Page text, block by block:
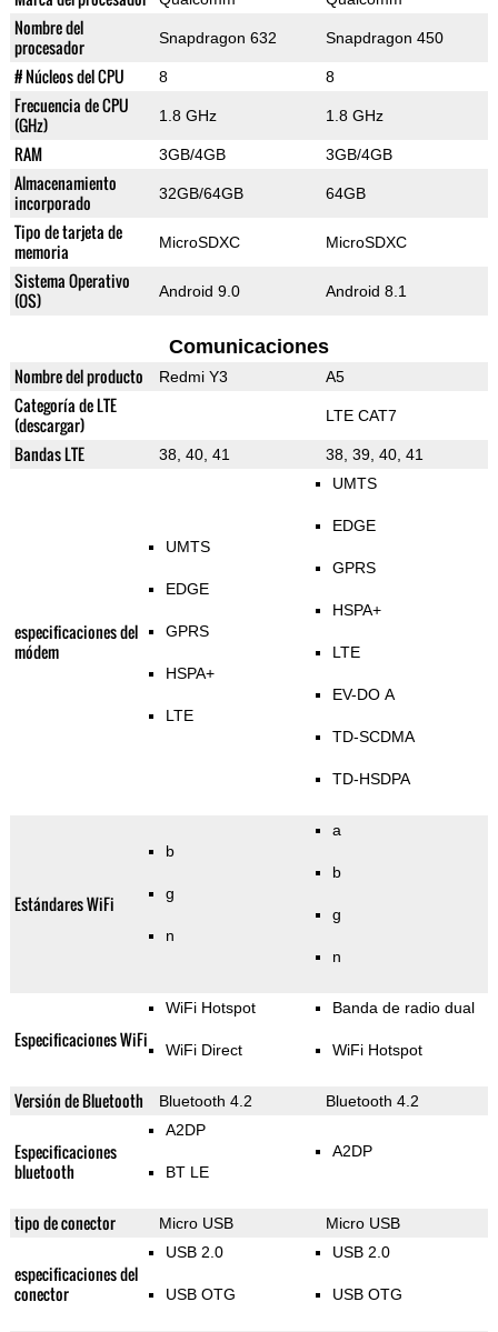
Nombre del
procesador
Snapdragon 632 Snapdragon 450
# Núcleos del CPU 8 8
Frecuencia de CPU
(GHz)
1.8 GHz 1.8 GHz
RAM 3GB/4GB 3GB/4GB
Almacenamiento
incorporado
32GB/64GB 64GB
Tipo de tarjeta de
memoria
MicroSDXC MicroSDXC
Sistema Operativo
(OS)
Android 9.0 Android 8.1
Comunicaciones
Nombre del producto Redmi Y3 A5
Categoría de LTE
(descargar)
LTE CAT7
Bandas LTE 38, 40, 41 38, 39, 40, 41
especificaciones del
módem
UMTS
EDGE
GPRS
HSPA+
LTE
UMTS
EDGE
GPRS
HSPA+
LTE
EV-DO A
TD-SCDMA
TD-HSDPA
Estándares WiFi
b
g
n
a
b
g
n
Especificaciones WiFi
WiFi Hotspot
WiFi Direct
Banda de radio dual
WiFi Hotspot
Versión de Bluetooth Bluetooth 4.2 Bluetooth 4.2
Especificaciones
bluetooth
A2DP
BT LE
A2DP
tipo de conector Micro USB Micro USB
especificaciones del
conector
USB 2.0
USB OTG
USB 2.0
USB OTG